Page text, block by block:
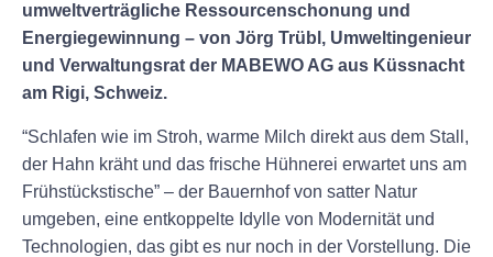
umweltverträgliche Ressourcenschonung und
Energiegewinnung – von Jörg Trübl, Umweltingenieur
und Verwaltungsrat der MABEWO AG aus Küssnacht
am Rigi, Schweiz.
“Schlafen wie im Stroh, warme Milch direkt aus dem Stall,
der Hahn kräht und das frische Hühnerei erwartet uns am
Frühstückstische” – der Bauernhof von satter Natur
umgeben, eine entkoppelte Idylle von Modernität und
Technologien, das gibt es nur noch in der Vorstellung. Die